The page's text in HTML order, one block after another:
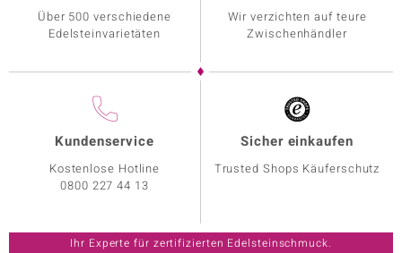
Über 500 verschiedene
Edelsteinvarietäten
Wir verzichten auf teure
Zwischenhändler
Kundenservice
Kostenlose Hotline
0800 227 44 13
Sicher einkaufen
Trusted Shops Käuferschutz
Ihr Experte für zertifizierten Edelsteinschmuck.